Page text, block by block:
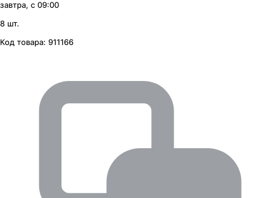
завтра, с 09:00
8 шт.
Код товара: 911166